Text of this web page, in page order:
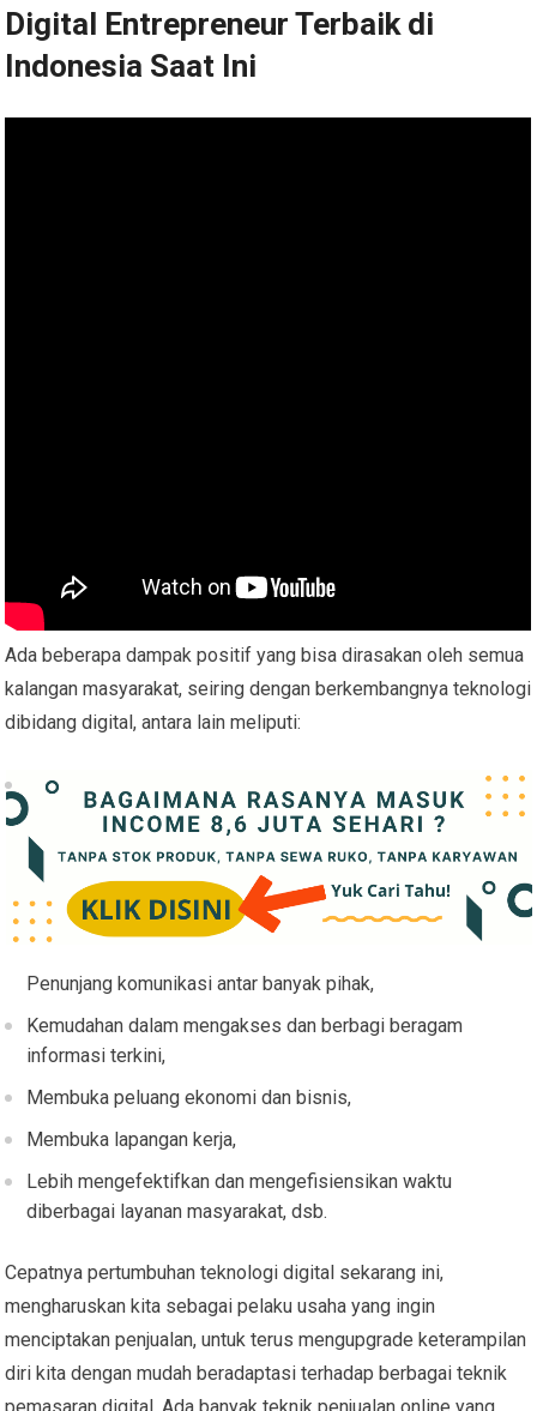
Digital Entrepreneur Terbaik di
Indonesia Saat Ini
Ada beberapa dampak positif yang bisa dirasakan oleh semua
kalangan masyarakat, seiring dengan berkembangnya teknologi
dibidang digital, antara lain meliputi:
Penunjang komunikasi antar banyak pihak,
Kemudahan dalam mengakses dan berbagi beragam
informasi terkini,
Membuka peluang ekonomi dan bisnis,
Membuka lapangan kerja,
Lebih mengefektifkan dan mengefisiensikan waktu
diberbagai layanan masyarakat, dsb.
Cepatnya pertumbuhan teknologi digital sekarang ini,
mengharuskan kita sebagai pelaku usaha yang ingin
menciptakan penjualan, untuk terus mengupgrade keterampilan
diri kita dengan mudah beradaptasi terhadap berbagai teknik